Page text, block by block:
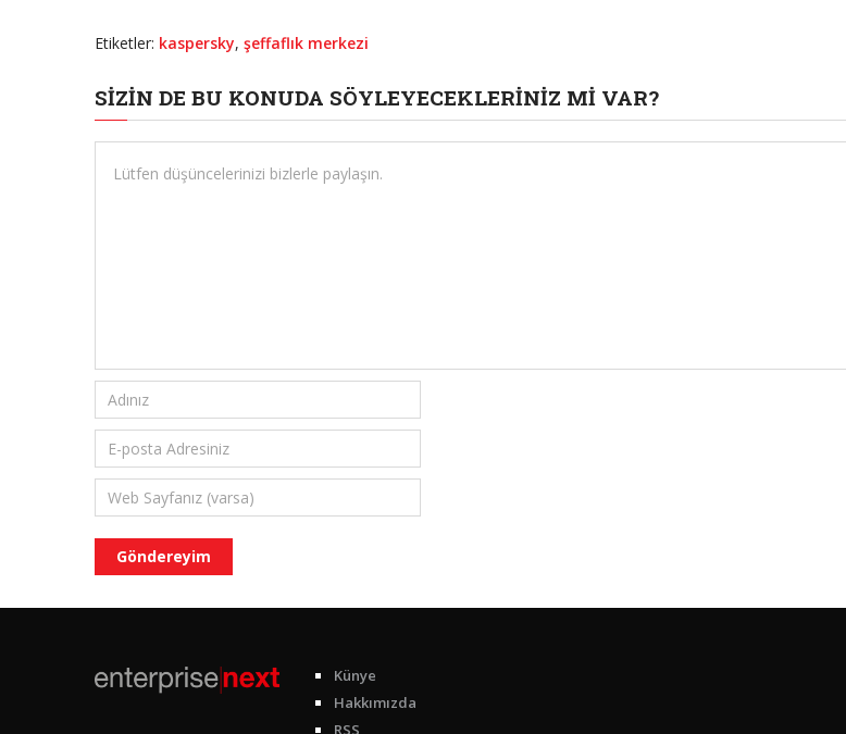
Etiketler: kaspersky, şeffaflık merkezi
SIZIN DE BU KONUDA SÖYLEYECEKLERINIZ MI VAR?
Künye
Hakkımızda